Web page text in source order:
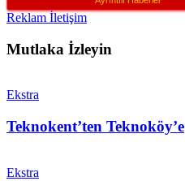
Reklam İletişim
Mutlaka İzleyin
Ekstra
Teknokent’ten Teknoköy’e
Ekstra